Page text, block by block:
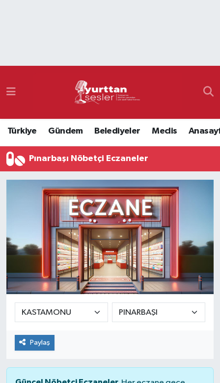
Türkiye Gündem Belediyeler Meclis
Pınarbaşı Nöbetçi Eczaneler
Paylaş
Namaz Vakitleri
Süper Lig Puan Durumu ve Fikstür
Tüm Manşetler
Son Dakika Haberleri
Haber Arşivi